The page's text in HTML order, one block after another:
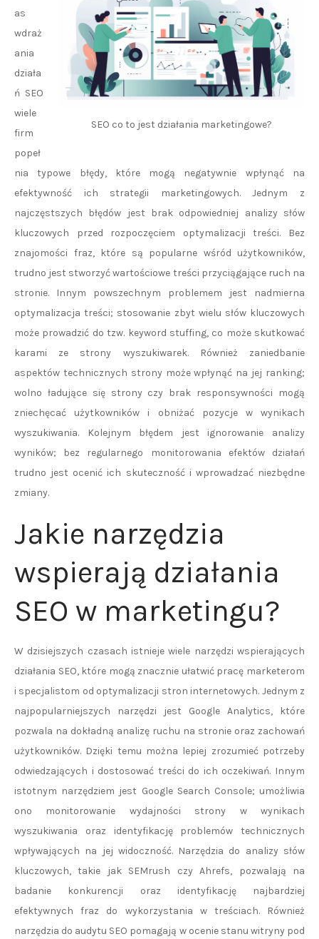
SEO co to jest działania marketingowe?
as
wdraż
ania
działa
ń SEO
wiele
firm
popeł
nia typowe błędy, które mogą negatywnie wpłynąć na
efektywność ich strategii marketingowych. Jednym z
najczęstszych błędów jest brak odpowiedniej analizy słów
kluczowych przed rozpoczęciem optymalizacji treści. Bez
znajomości fraz, które są popularne wśród użytkowników,
trudno jest stworzyć wartościowe treści przyciągające ruch na
stronie. Innym powszechnym problemem jest nadmierna
optymalizacja treści; stosowanie zbyt wielu słów kluczowych
może prowadzić do tzw. keyword stuffing, co może skutkować
karami ze strony wyszukiwarek. Również zaniedbanie
aspektów technicznych strony może wpłynąć na jej ranking;
wolno ładujące się strony czy brak responsywności mogą
zniechęcać użytkowników i obniżać pozycje w wynikach
wyszukiwania. Kolejnym błędem jest ignorowanie analizy
wyników; bez regularnego monitorowania efektów działań
trudno jest ocenić ich skuteczność i wprowadzać niezbędne
zmiany.
Jakie narzędzia
wspierają działania
SEO w marketingu?
W dzisiejszych czasach istnieje wiele narzędzi wspierających
działania SEO, które mogą znacznie ułatwić pracę marketerom
i specjalistom od optymalizacji stron internetowych. Jednym z
najpopularniejszych narzędzi jest Google Analytics, które
pozwala na dokładną analizę ruchu na stronie oraz zachowań
użytkowników. Dzięki temu można lepiej zrozumieć potrzeby
odwiedzających i dostosować treści do ich oczekiwań. Innym
istotnym narzędziem jest Google Search Console; umożliwia
ono monitorowanie wydajności strony w wynikach
wyszukiwania oraz identyfikację problemów technicznych
wpływających na jej widoczność. Narzędzia do analizy słów
kluczowych, takie jak SEMrush czy Ahrefs, pozwalają na
badanie konkurencji oraz identyfikację najbardziej
efektywnych fraz do wykorzystania w treściach. Również
narzędzia do audytu SEO pomagają w ocenie stanu witryny pod